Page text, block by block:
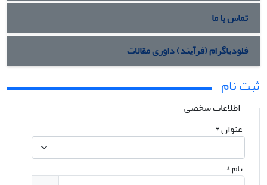
تماس با ما
فلودیاگرام (فرآیند) داوری مقالات
ثبت نام
اطلاعات شخصی
عنوان*
نام*